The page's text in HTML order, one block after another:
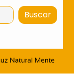
Buscar